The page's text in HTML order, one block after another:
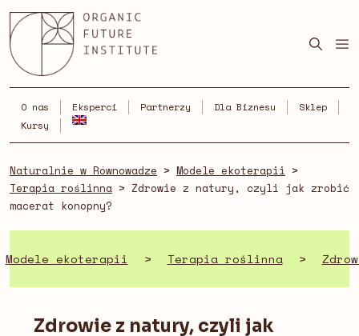
Skip
to
content
O nas Eksperci Partnerzy Dla Biznesu
Sklep
Kursy
Naturalnie w Równowadze > Modele ekoterapii >
Terapia roślinna > Zdrowie z natury, czyli jak zrobić
macerat konopny?
Modele ekoterapii > Terapia roślinna >
Zdrowie z natury, czyli jak